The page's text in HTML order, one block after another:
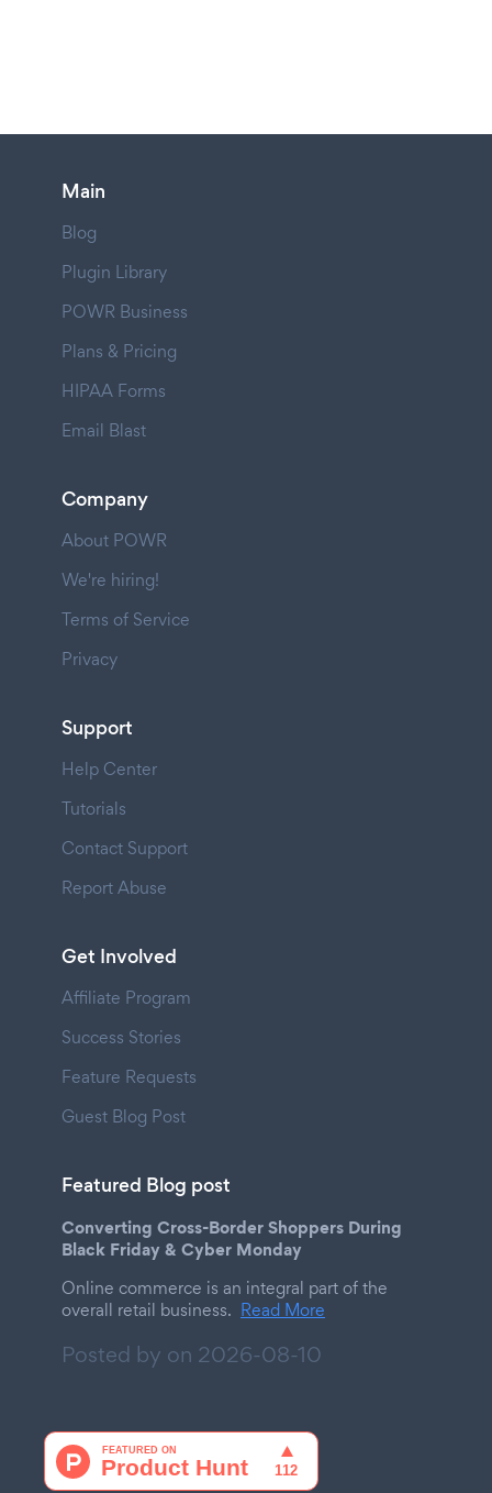
Main
Blog
Plugin Library
POWR Business
Plans & Pricing
HIPAA Forms
Email Blast
Company
About POWR
We're hiring!
Terms of Service
Privacy
Support
Help Center
Tutorials
Contact Support
Report Abuse
Get Involved
Affiliate Program
Success Stories
Feature Requests
Guest Blog Post
Featured Blog post
Converting Cross-Border Shoppers During
Black Friday & Cyber Monday
Online commerce is an integral part of the
overall retail business. Read More
Posted by on 2026-08-10